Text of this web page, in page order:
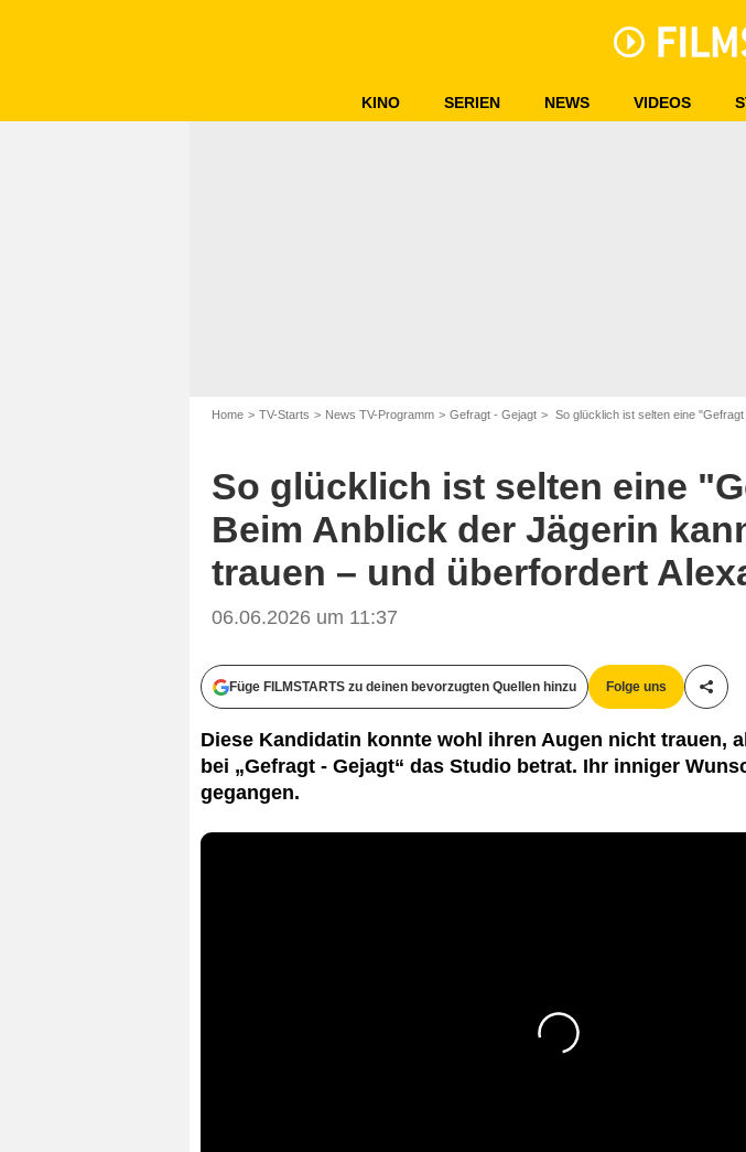
KINO SERIEN NEWS VIDEOS
Home TV-Starts News TV-Programm Gefragt - Gejagt So glücklich ist selten eine "Gefragt -
So glücklich ist selten eine
Beim Anblick der Jägerin
trauen – und überfordert
06.06.2026 um 11:37
Füge FILMSTARTS zu deinen bevorzugten Quellen hinzu Folge uns
Diese Kandidatin konnte wohl ihren Augen nicht trauen,
bei „Gefragt - Gejagt“ das Studio betrat. Ihr inniger
gegangen.